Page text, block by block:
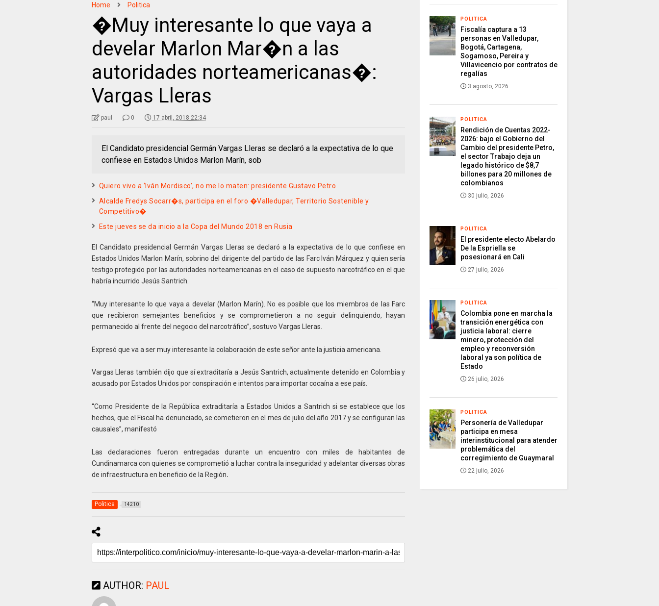
Home Politica
�Muy interesante lo que vaya a
develar Marlon Mar�n a las
autoridades norteamericanas�:
Vargas Lleras
paul 0 17 abril, 2018 22:34
El Candidato presidencial Germán Vargas Lleras se declaró a la expectativa de lo que
confiese en Estados Unidos Marlon Marín, sob
Quiero vivo a ‘Iván Mordisco’, no me lo maten: presidente Gustavo Petro
Alcalde Fredys Socarr�s, participa en el foro �Valledupar, Territorio Sostenible y
Competitivo�
Este jueves se da inicio a la Copa del Mundo 2018 en Rusia
El Candidato presidencial Germán Vargas Lleras se declaró a la expectativa de lo que confiese en
Estados Unidos Marlon Marín, sobrino del dirigente del partido de las Farc Iván Márquez y quien sería
testigo protegido por las autoridades norteamericanas en el caso de supuesto narcotráfico en el que
habría incurrido Jesús Santrich.
“Muy interesante lo que vaya a develar (Marlon Marín). No es posible que los miembros de las Farc
que recibieron semejantes beneficios y se comprometieron a no seguir delinquiendo, hayan
permanecido al frente del negocio del narcotráfico”, sostuvo Vargas Lleras.
Expresó que va a ser muy interesante la colaboración de este señor ante la justicia americana.
Vargas Lleras también dijo que sí extraditaría a Jesús Santrich, actualmente detenido en Colombia y
acusado por Estados Unidos por conspiración e intentos para importar cocaína a ese país.
“Como Presidente de la República extraditaría a Estados Unidos a Santrich si se establece que los
hechos, que el Fiscal ha denunciado, se cometieron en el mes de julio del año 2017 y se configuran las
causales”, manifestó
Las declaraciones fueron entregadas durante un encuentro con miles de habitantes de
Cundinamarca con quienes se comprometió a luchar contra la inseguridad y adelantar diversas obras
de infraestructura en beneficio de la Región.
Politica 14210
AUTHOR: PAUL
POLITICA
Fiscalía captura a 13
personas en Valledupar,
Bogotá, Cartagena,
Sogamoso, Pereira y
Villavicencio por contratos de
regalías
3 agosto, 2026
POLITICA
Rendición de Cuentas 2022-
2026: bajo el Gobierno del
Cambio del presidente Petro,
el sector Trabajo deja un
legado histórico de $8,7
billones para 20 millones de
colombianos
30 julio, 2026
POLITICA
El presidente electo Abelardo
De la Espriella se
posesionará en Cali
27 julio, 2026
POLITICA
Colombia pone en marcha la
transición energética con
justicia laboral: cierre
minero, protección del
empleo y reconversión
laboral ya son política de
Estado
26 julio, 2026
POLITICA
Personería de Valledupar
participa en mesa
interinstitucional para atender
problemática del
corregimiento de Guaymaral
22 julio, 2026